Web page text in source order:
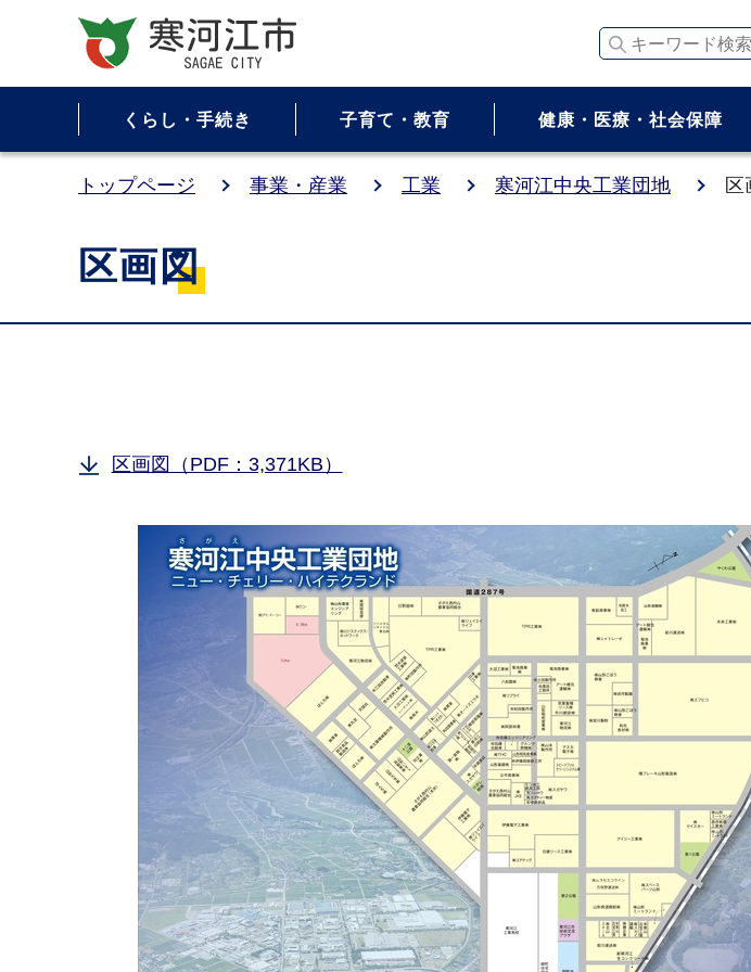
キーワード検索
くらし・手続き 子育て・教育 健康・医療・社会保障
トップページ 事業・産業 工業 寒河江中央工業団地 区
区画図
区画図（PDF：3,371KB）